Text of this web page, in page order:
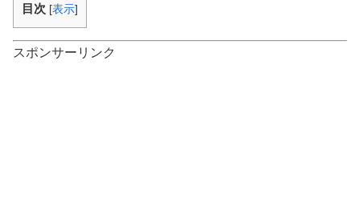
目次 [表示]
スポンサーリンク